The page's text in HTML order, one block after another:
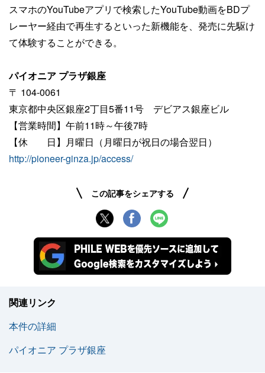
スマホのYouTubeアプリで検索したYouTube動画をBDプ
レーヤー経由で再生するといった新機能を、発売に先駆け
て体験することができる。
パイオニア プラザ銀座
〒 104-0061
東京都中央区銀座2丁目5番11号 デビアス銀座ビル
【営業時間】午前11時～午後7時
【休 日】月曜日（月曜日が祝日の場合翌日）
http://pioneer-ginza.jp/access/
この記事をシェアする
関連リンク
本件の詳細
パイオニア プラザ銀座